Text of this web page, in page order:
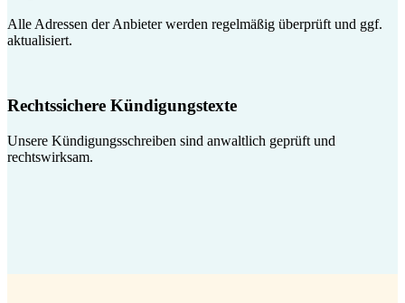
Alle Adressen der Anbieter werden regelmäßig überprüft und ggf.
aktualisiert.
Rechtssichere Kündigungstexte
Unsere Kündigungsschreiben sind anwaltlich geprüft und
rechtswirksam.